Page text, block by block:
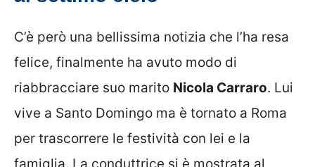
C’è però una bellissima notizia che l’ha resa
felice, finalmente ha avuto modo di
riabbracciare suo marito Nicola Carraro. Lui
vive a Santo Domingo ma è tornato a Roma
per trascorrere le festività con lei e la
famiglia. La conduttrice si è mostrata al